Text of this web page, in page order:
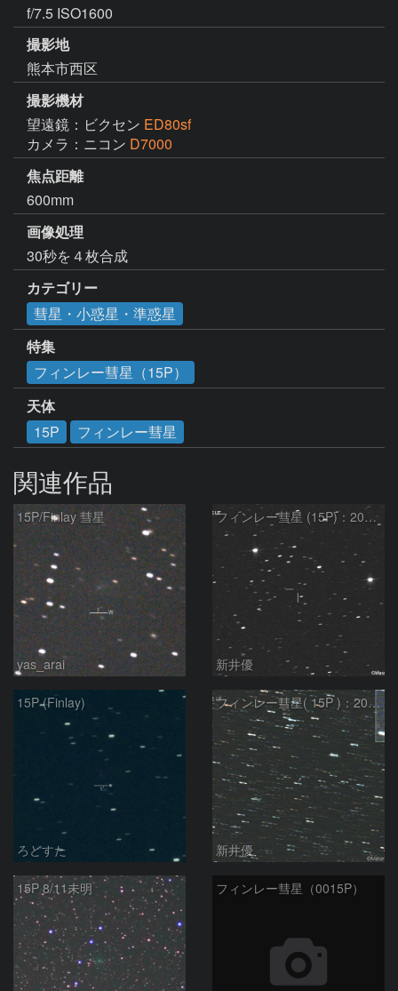
f/7.5 ISO1600
撮影地
熊本市西区
撮影機材
望遠鏡：ビクセン ED80sf
カメラ：ニコン D7000
焦点距離
600mm
画像処理
30秒を４枚合成
カテゴリー
彗星・小惑星・準惑星
特集
フィンレー彗星（15P）
天体
15P
フィンレー彗星
関連作品
15P/Finlay 彗星
yas_arai
フィンレー彗星 (15P)：2021/10/18
新井優
15P (Finlay)
ろどすた
フィンレー彗星( 15P )：2021/08/19
新井優
15P 8/11未明 フィンレー彗星（0015P）